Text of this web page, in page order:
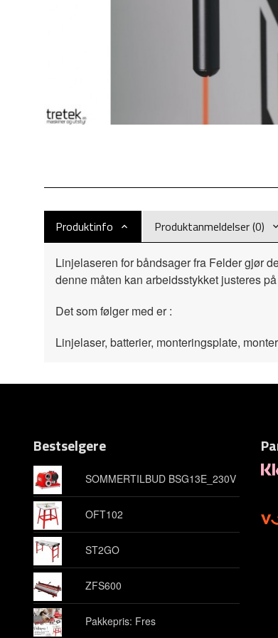
Produktinfo Produktanmeldelser (0)
Linjelaseren for båndsager fra Felder gjør
denne måten kan arbeidsstykket justeres
Det som følger med er :
Linjelaser, batterier, monteringsplate,
Bestselgere
SOMMERTILBUD BSG13E_230V
OFT102
ST2GO
ZFS600
Pakkepris: Fres